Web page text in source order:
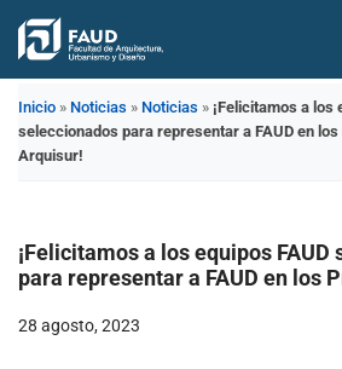
Saltar
contenido
Inicio » Noticias » Noticias » ¡Felicitamos a los
seleccionados para representar a FAUD en
Arquisur!
¡Felicitamos a los equipos FAUD
para representar a FAUD en los
28 agosto, 2023